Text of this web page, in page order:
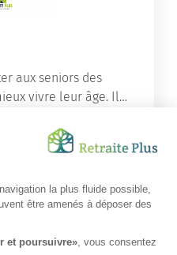
aux seniors des
vivre leur âge. Il
l’alimentation...
aide de nos équipes ?
& disponibilités